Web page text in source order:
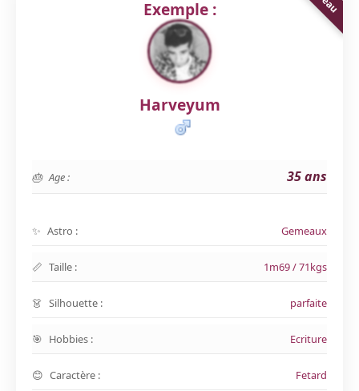
Exemple :
Harveyum
Age : 35 ans
Astro : Gemeaux
Taille : 1m69 / 71kgs
Silhouette : parfaite
Hobbies : Ecriture
Caractère : Fetard